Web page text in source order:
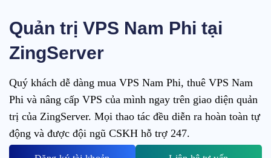
Quản trị VPS Nam Phi tại
ZingServer
Quý khách dễ dàng mua VPS Nam Phi, thuê VPS Nam
Phi và nâng cấp VPS của mình ngay trên giao diện quản
trị của ZingServer. Mọi thao tác đều diễn ra hoàn toàn tự
động và được đội ngũ CSKH hỗ trợ 247.